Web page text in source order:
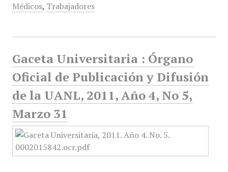
Médicos, Trabajadores
Gaceta Universitaria : Órgano
Oficial de Publicación y Difusión
de la UANL, 2011, Año 4, No 5,
Marzo 31